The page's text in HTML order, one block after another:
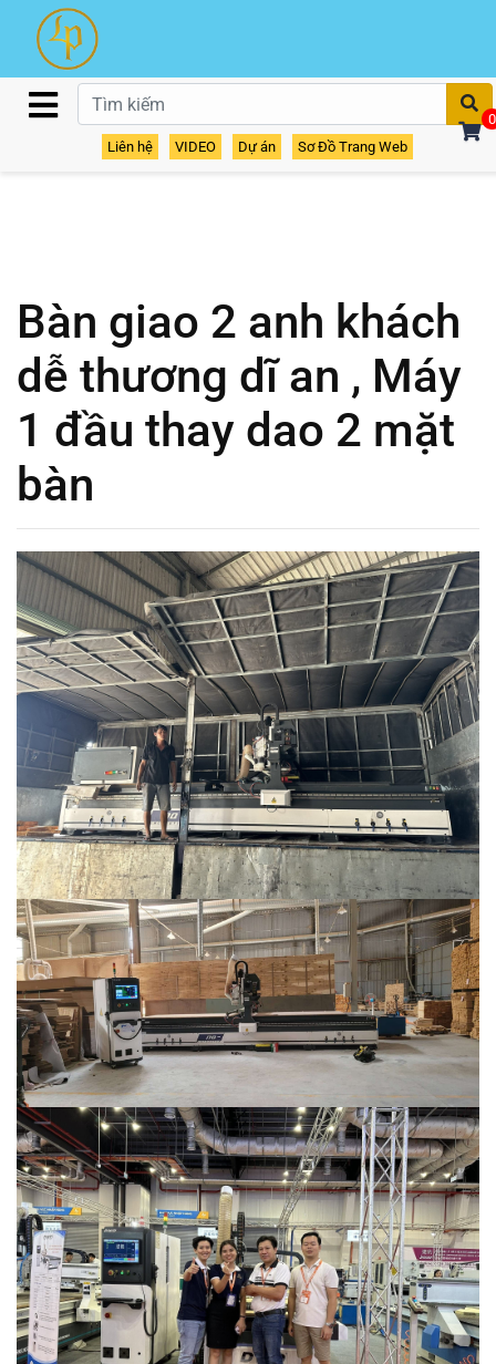
Liên hệ VIDEO Dự án Sơ Đồ Trang Web
0
Bàn giao 2 anh khách
dễ thương dĩ an , Máy
1 đầu thay dao 2 mặt
bàn